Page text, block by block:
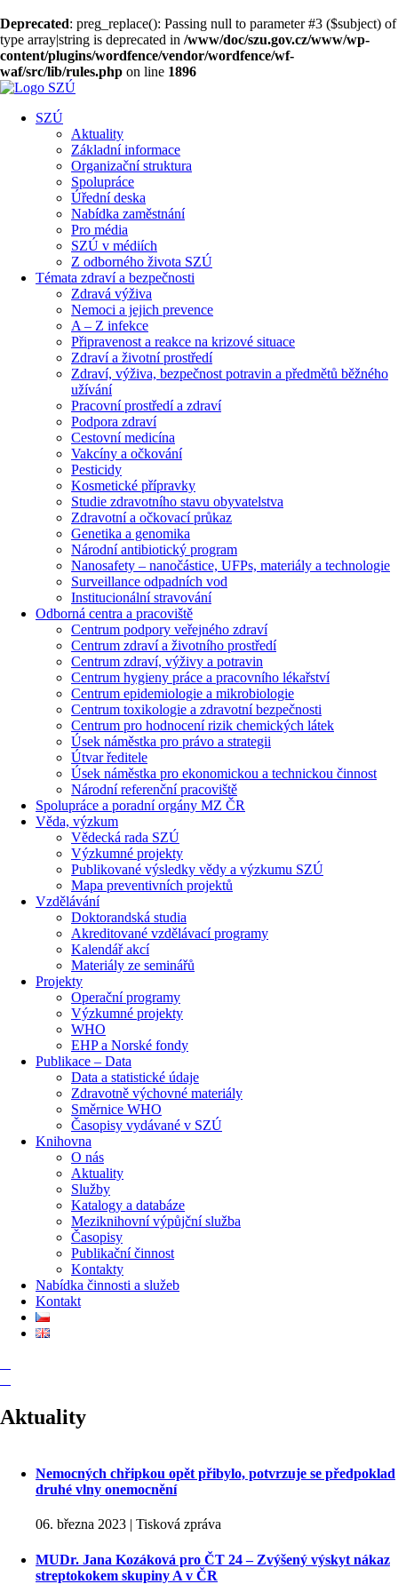
Deprecated: preg_replace(): Passing null to parameter #3 ($subject) of
type array|string is deprecated in /www/doc/szu.gov.cz/www/wp-
content/plugins/wordfence/vendor/wordfence/wf-
waf/src/lib/rules.php on line 1896
SZÚ
Aktuality
Základní informace
Organizační struktura
Spolupráce
Úřední deska
Nabídka zaměstnání
Pro média
SZÚ v médiích
Z odborného života SZÚ
Témata zdraví a bezpečnosti
Zdravá výživa
Nemoci a jejich prevence
A – Z infekce
Připravenost a reakce na krizové situace
Zdraví a životní prostředí
Zdraví, výživa, bezpečnost potravin a předmětů běžného
užívání
Pracovní prostředí a zdraví
Podpora zdraví
Cestovní medicína
Vakcíny a očkování
Pesticidy
Kosmetické přípravky
Studie zdravotního stavu obyvatelstva
Zdravotní a očkovací průkaz
Genetika a genomika
Národní antibiotický program
Nanosafety – nanočástice, UFPs, materiály a technologie
Surveillance odpadních vod
Institucionální stravování
Odborná centra a pracoviště
Centrum podpory veřejného zdraví
Centrum zdraví a životního prostředí
Centrum zdraví, výživy a potravin
Centrum hygieny práce a pracovního lékařství
Centrum epidemiologie a mikrobiologie
Centrum toxikologie a zdravotní bezpečnosti
Centrum pro hodnocení rizik chemických látek
Úsek náměstka pro právo a strategii
Útvar ředitele
Úsek náměstka pro ekonomickou a technickou činnost
Národní referenční pracoviště
Spolupráce a poradní orgány MZ ČR
Věda, výzkum
Vědecká rada SZÚ
Výzkumné projekty
Publikované výsledky vědy a výzkumu SZÚ
Mapa preventivních projektů
Vzdělávání
Doktorandská studia
Akreditované vzdělávací programy
Kalendář akcí
Materiály ze seminářů
Projekty
Operační programy
Výzkumné projekty
WHO
EHP a Norské fondy
Publikace – Data
Data a statistické údaje
Zdravotně výchovné materiály
Směrnice WHO
Časopisy vydávané v SZÚ
Knihovna
O nás
Aktuality
Služby
Katalogy a databáze
Meziknihovní výpůjční služba
Časopisy
Publikační činnost
Kontakty
Nabídka činnosti a služeb
Kontakt
Aktuality
Nemocných chřipkou opět přibylo, potvrzuje se předpoklad
druhé vlny onemocnění
06. března 2023 | Tisková zpráva
MUDr. Jana Kozáková pro ČT 24 – Zvýšený výskyt nákaz
streptokokem skupiny A v ČR